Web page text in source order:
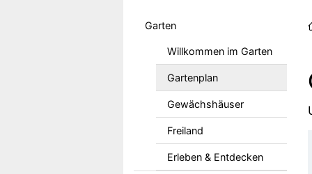
Garten
Willkommen im Garten
Gartenplan
Gewächshäuser
Freiland
Erleben & Entdecken